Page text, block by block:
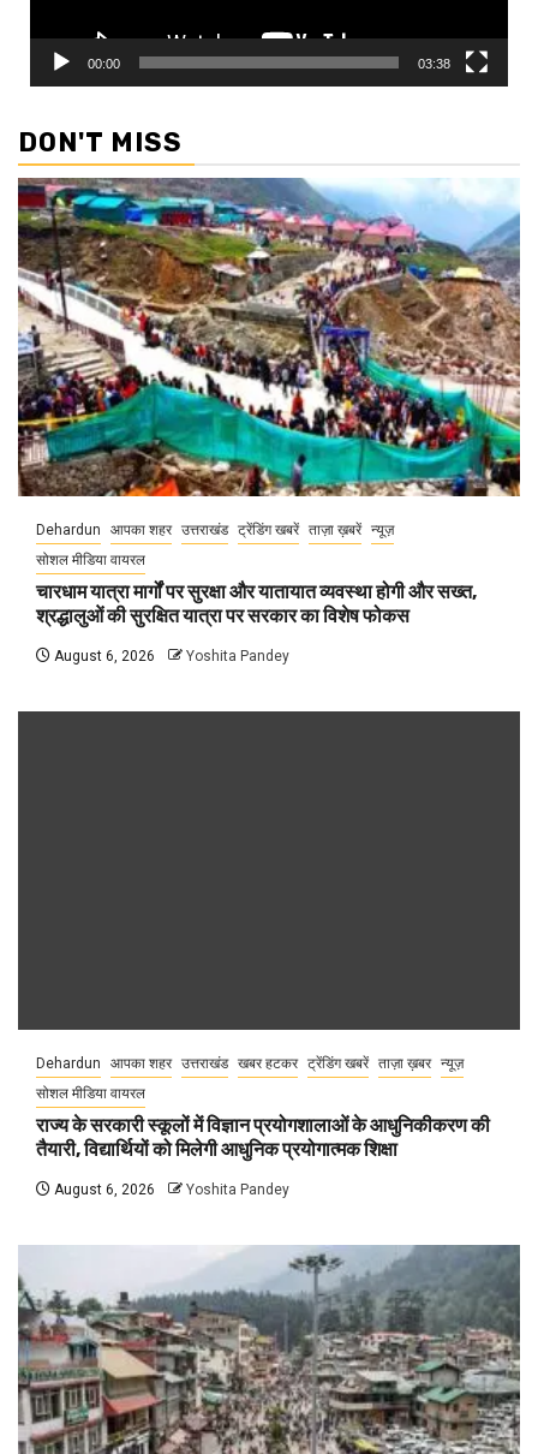
00:00 03:38
DON'T MISS
Dehardun आपका शहर उत्तराखंड ट्रेंडिंग खबरें ताज़ा ख़बरें न्यूज़
सोशल मीडिया वायरल
चारधाम यात्रा मार्गों पर सुरक्षा और यातायात व्यवस्था होगी और सख्त,
श्रद्धालुओं की सुरक्षित यात्रा पर सरकार का विशेष फोकस
August 6, 2026 Yoshita Pandey
Dehardun आपका शहर उत्तराखंड खबर हटकर ट्रेंडिंग खबरें ताज़ा ख़बर न्यूज़
सोशल मीडिया वायरल
राज्य के सरकारी स्कूलों में विज्ञान प्रयोगशालाओं के आधुनिकीकरण की
तैयारी, विद्यार्थियों को मिलेगी आधुनिक प्रयोगात्मक शिक्षा
August 6, 2026 Yoshita Pandey